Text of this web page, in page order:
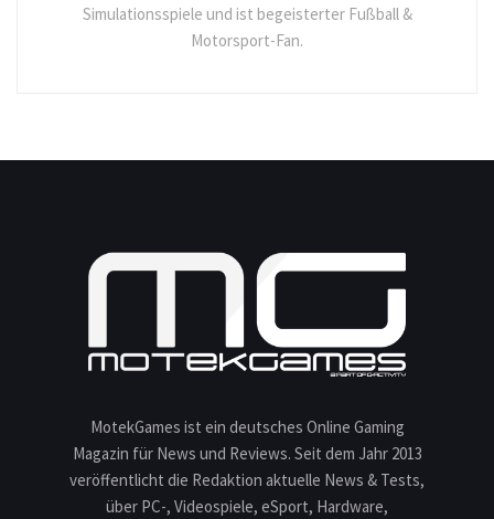
Simulationsspiele und ist begeisterter Fußball &
Motorsport-Fan.
MotekGames ist ein deutsches Online Gaming
Magazin für News und Reviews. Seit dem Jahr 2013
veröffentlicht die Redaktion aktuelle News & Tests,
über PC-, Videospiele, eSport, Hardware,